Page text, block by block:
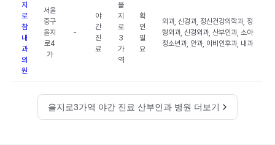
지
로
참
내
과
의
원
서울
중구
을지
로4
가
-
야
간
진
료
을
지
로
3
가
역
확
인
필
요
외과, 신경과, 정신건강의학과, 정
형외과, 신경외과, 산부인과, 소아
청소년과, 안과, 이비인후과, 내과
을지로3가역 야간 진료 산부인과 병원 더보기